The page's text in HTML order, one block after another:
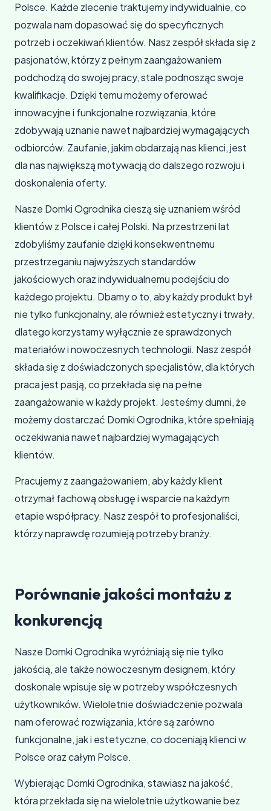
Polsce. Każde zlecenie traktujemy indywidualnie, co
pozwala nam dopasować się do specyficznych
potrzeb i oczekiwań klientów. Nasz zespół składa się z
pasjonatów, którzy z pełnym zaangażowaniem
podchodzą do swojej pracy, stale podnosząc swoje
kwalifikacje. Dzięki temu możemy oferować
innowacyjne i funkcjonalne rozwiązania, które
zdobywają uznanie nawet najbardziej wymagających
odbiorców. Zaufanie, jakim obdarzają nas klienci, jest
dla nas największą motywacją do dalszego rozwoju i
doskonalenia oferty.
Nasze Domki Ogrodnika cieszą się uznaniem wśród
klientów z Polsce i całej Polski. Na przestrzeni lat
zdobyliśmy zaufanie dzięki konsekwentnemu
przestrzeganiu najwyższych standardów
jakościowych oraz indywidualnemu podejściu do
każdego projektu. Dbamy o to, aby każdy produkt był
nie tylko funkcjonalny, ale również estetyczny i trwały,
dlatego korzystamy wyłącznie ze sprawdzonych
materiałów i nowoczesnych technologii. Nasz zespół
składa się z doświadczonych specjalistów, dla których
praca jest pasją, co przekłada się na pełne
zaangażowanie w każdy projekt. Jesteśmy dumni, że
możemy dostarczać Domki Ogrodnika, które spełniają
oczekiwania nawet najbardziej wymagających
klientów.
Pracujemy z zaangażowaniem, aby każdy klient
otrzymał fachową obsługę i wsparcie na każdym
etapie współpracy. Nasz zespół to profesjonaliści,
którzy naprawdę rozumieją potrzeby branży.
Porównanie jakości montażu z
konkurencją
Nasze Domki Ogrodnika wyróżniają się nie tylko
jakością, ale także nowoczesnym designem, który
doskonale wpisuje się w potrzeby współczesnych
użytkowników. Wieloletnie doświadczenie pozwala
nam oferować rozwiązania, które są zarówno
funkcjonalne, jak i estetyczne, co doceniają klienci w
Polsce oraz całym Polsce.
Wybierając Domki Ogrodnika, stawiasz na jakość,
która przekłada się na wieloletnie użytkowanie bez